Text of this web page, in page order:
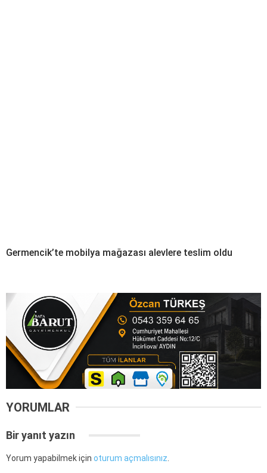
Germencik’te mobilya mağazası alevlere teslim oldu
YORUMLAR
Bir yanıt yazın
Yorum yapabilmek için oturum açmalısınız